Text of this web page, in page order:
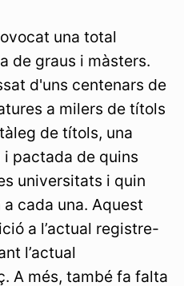
una total
de graus i màsters.
d'uns centenars de
a milers de títols
de títols, una
pactada de quins
universitats i quin
cada una. Aquest
a l’actual registre-
l’actual
A més, també fa falta